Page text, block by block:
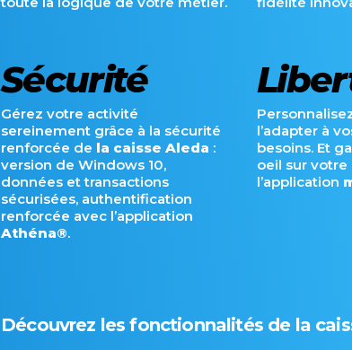
Sécurité
Gérez votre activité
sereinement grâce à la sécurité
renforcée de la caisse Aleda :
version de Windows 10,
données et transactions
sécurisées, authentification
renforcée avec l’application
Athéna®.
l’adapter à
besoins. Et
oeil sur
l’application
Découvrez les fonctionnalités de la